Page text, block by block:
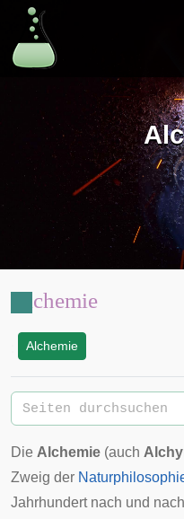
Alchemie
Alchemie
Die Alchemie (auch
Zweig der
Jahrhundert nach und